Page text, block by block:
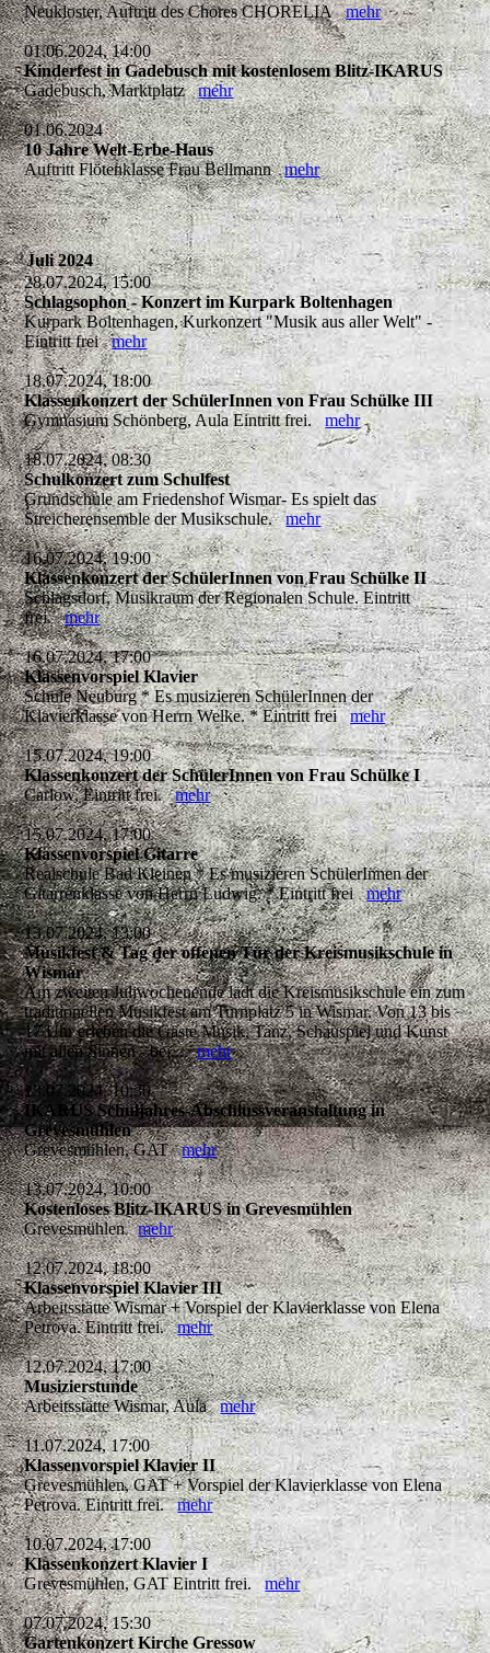
Neukloster, Auftritt des Chores CHORELIAmehr
01.06.2024, 14:00
Kinderfest in Gadebusch mit kostenlosem Blitz-IKARUS
Gadebusch, Marktplatzmehr
01.06.2024
10 Jahre Welt-Erbe-Haus
Auftritt Flötenklasse Frau Bellmannmehr
Juli 2024
28.07.2024, 15:00
Schlagsophon - Konzert im Kurpark Boltenhagen
Kurpark Boltenhagen, Kurkonzert "Musik aus aller Welt" -
Eintritt freimehr
18.07.2024, 18:00
Klassenkonzert der SchülerInnen von Frau Schülke III
Gymnasium Schönberg, Aula Eintritt frei.mehr
18.07.2024, 08:30
Schulkonzert zum Schulfest
Grundschule am Friedenshof Wismar- Es spielt das
Streicherensemble der Musikschule.mehr
16.07.2024, 19:00
Klassenkonzert der SchülerInnen von Frau Schülke II
Schlagsdorf, Musikraum der Regionalen Schule. Eintritt
frei.mehr
16.07.2024, 17:00
Klassenvorspiel Klavier
Schule Neuburg * Es musizieren SchülerInnen der
Klavierklasse von Herrn Welke. * Eintritt freimehr
15.07.2024, 19:00
Klassenkonzert der SchülerInnen von Frau Schülke I
Carlow, Eintritt frei.mehr
15.07.2024, 17:00
Klassenvorspiel Gitarre
Realschule Bad Kleinen * Es musizieren SchülerInnen der
Gitarrenklasse von Herrn Ludwig. * Eintritt freimehr
13.07.2024, 13:00
Musikfest & Tag der offenen Tür der Kreismusikschule in
Wismar
Am zweiten Juliwochenende lädt die Kreismusikschule ein zum
traditionellen Musikfest am Turnplatz 5 in Wismar. Von 13 bis
17 Uhr erleben die Gäste Musik, Tanz, Schauspiel und Kunst
mit allen Sinnen - bei...mehr
13.07.2024, 10:30
IKARUS Schuljahres-Abschlussveranstaltung in
Grevesmühlen
Grevesmühlen, GATmehr
13.07.2024, 10:00
Kostenloses Blitz-IKARUS in Grevesmühlen
Grevesmühlenmehr
12.07.2024, 18:00
Klassenvorspiel Klavier III
Arbeitsstätte Wismar + Vorspiel der Klavierklasse von Elena
Petrova. Eintritt frei.mehr
12.07.2024, 17:00
Musizierstunde
Arbeitsstätte Wismar, Aulamehr
11.07.2024, 17:00
Klassenvorspiel Klavier II
Grevesmühlen, GAT + Vorspiel der Klavierklasse von Elena
Petrova. Eintritt frei.mehr
10.07.2024, 17:00
Klassenkonzert Klavier I
Grevesmühlen, GAT Eintritt frei.mehr
07.07.2024, 15:30
Gartenkonzert Kirche Gressow